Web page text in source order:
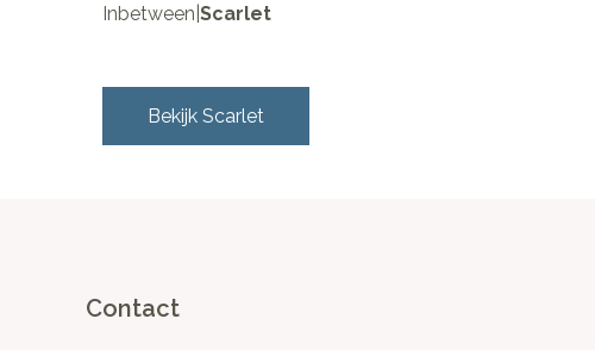
Inbetween Scarlet
Bekijk Scarlet
Contact